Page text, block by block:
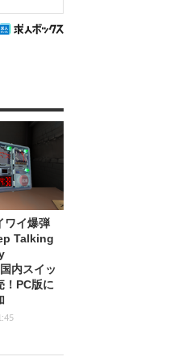
ワイ爆弾
Talking
内スイッ
！PC版に